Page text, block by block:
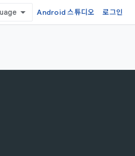
Android 스튜디오 로그인